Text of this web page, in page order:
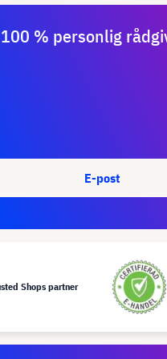
100 % personlig
E-post
Shops partner